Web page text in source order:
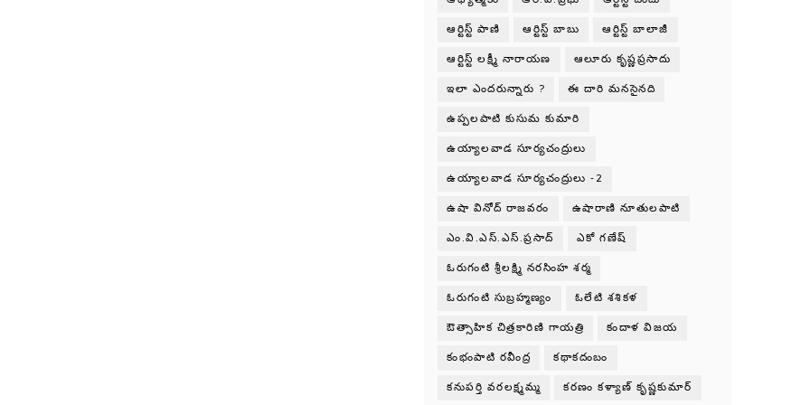
ఆర్టిస్ట్ పాణి ఆర్టిస్ట్ బాబు ఆర్టిస్ట్ బాలాజీ
ఆర్టిస్ట్ లక్ష్మీ నారాయణ ఆలూరు కృష్ణప్రసాదు
ఇలా ఎందరున్నారు ? ఈ దారి మనసైనది
ఉప్పలపాటి కుసుమ కుమారి
ఉయ్యాలవాడ సూర్యచంద్రులు
ఉయ్యాలవాడ సూర్యచంద్రులు -2
ఉషా వినోద్ రాజవరం ఉషారాణి నూతులపాటి
ఎం.వి.ఎస్.ఎస్.ప్రసాద్ ఎకో గణేష్
ఓరుగంటి శ్రీలక్ష్మి నరసింహ శర్మ
ఓరుగంటి సుబ్రహ్మణ్యం ఓలేటి శశికళ
ఔత్సాహిక చిత్రకారిణి గాయత్రి కందాళ విజయ
కంభంపాటి రవీంద్ర కథాకదంబం
కనుపర్తి వరలక్ష్మమ్మ కరణం కళ్యాణ్ కృష్ణకుమార్